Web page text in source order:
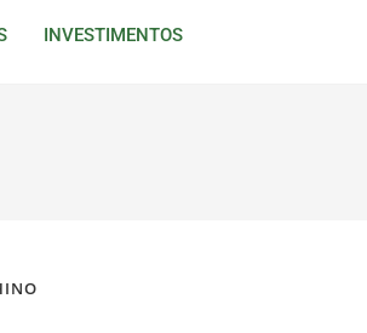
INVESTIMENTOS